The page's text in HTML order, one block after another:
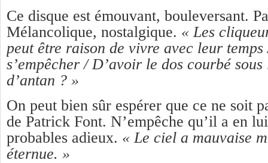
Ce disque est émouvant, bouleversant.
Mélancolique, nostalgique. « Les
peut être raison de vivre avec leur
s’empêcher / D’avoir le dos courbé sous
d’antan ? »
On peut bien sûr espérer que ce ne soit
de Patrick Font. N’empêche qu’il a en
probables adieux. « Le ciel a mauvaise
éternue. »